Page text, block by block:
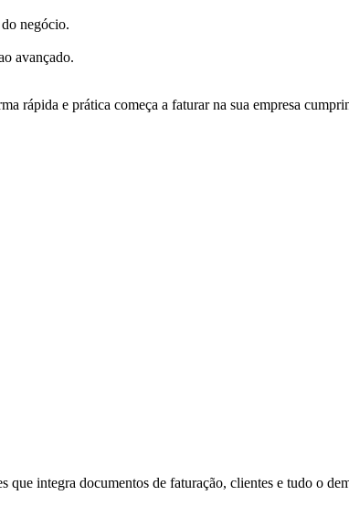
negócio.
avançado.
rápida e prática começa a faturar na sua empresa
integra documentos de faturação, clientes e tudo o